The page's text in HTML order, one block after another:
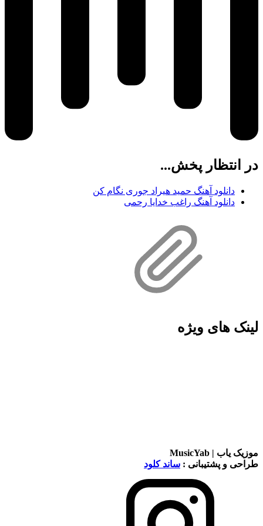
در انتظار پخش...
دانلود آهنگ حمید هیراد جوری نگام کن
دانلود آهنگ راغب خدایا رحمی
لینک های ویژه
موزیک یاب | MusicYab
طراحی و پشتیبانی : ساند کلود